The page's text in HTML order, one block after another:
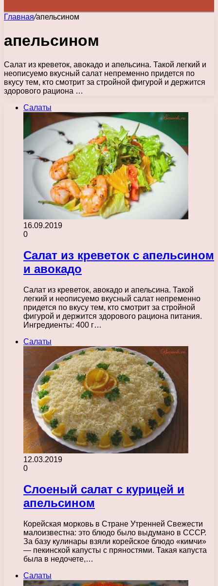
Главная/апельсином
апельсином
Салат из креветок, авокадо и апельсина. Такой легкий и
неописуемо вкусный салат непременно придется по
вкусу тем, кто смотрит за стройной фигурой и держится
здорового рациона …
Салаты
16.09.2019
0
Салат из креветок с апельсином
и авокадо
Салат из креветок, авокадо и апельсина. Такой
легкий и неописуемо вкусный салат непременно
придется по вкусу тем, кто смотрит за стройной
фигурой и держится здорового рациона питания.
Ингредиенты: 400 г…
Салаты
12.03.2019
0
Слоеный салат с курицей и
апельсином
Корейская морковь в Стране Утренней Свежести
малоизвестна: это блюдо было выдумано в СССР.
За базу кулинары взяли корейское блюдо «кимчи»
— пекинской капусты с пряностями. Такая капуста
была в недочете,…
Салаты